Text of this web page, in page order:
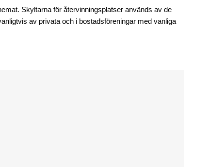
Skyltarna för återvinningsplatser används av de
av privata och i bostadsföreningar med vanliga